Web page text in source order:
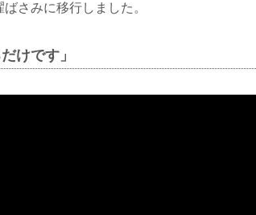
さみに移行しました。
けです」